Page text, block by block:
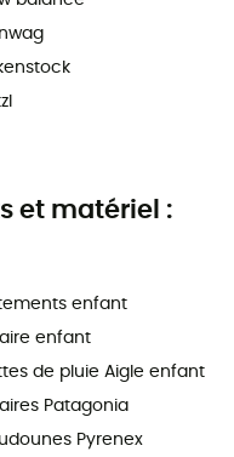
et matériel :
enfant
enfant
de pluie Aigle enfant
Patagonia
Pyrenex